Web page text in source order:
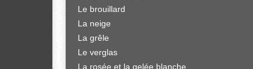
Le brouillard
La neige
La grêle
Le verglas
La rosée et la gelée blanche